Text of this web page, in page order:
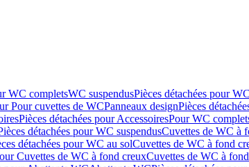
WC completsWC suspendusPièces détachées pour
Pour cuvettes de WCPanneaux designPièces
Pièces détachées pour AccessoiresPour WC
détachées pour WC suspendusCuvettes de WC à
détachées pour WC au solCuvettes de WC à fond
Cuvettes de WC à fond creuxCuvettes de WC à